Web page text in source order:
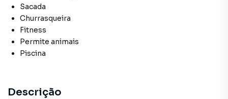
Sacada
Churrasqueira
Fitness
Permite animais
Piscina
Descrição